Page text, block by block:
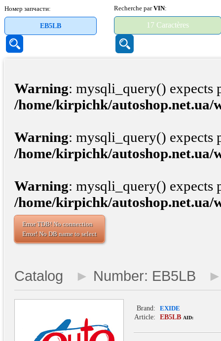
Номер запчасти: Recherche parVIN:
Warning: mysqli_query() expects
/home/kirpichk/autoshop.net.ua/
Warning: mysqli_query() expects
/home/kirpichk/autoshop.net.ua/
Warning: mysqli_query() expects
/home/kirpichk/autoshop.net.ua/
Error TDB! No connection
Error! No DB name to select
Catalog ► Number: EB5LB
Brand:
EXIDE
Article:
EB5LB AID: